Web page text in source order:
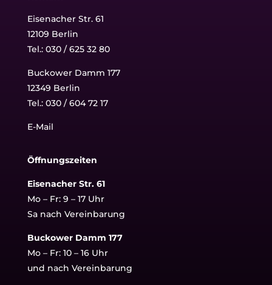
Eisenacher Str. 61
12109 Berlin
Tel.: 030 / 625 32 80
Buckower Damm 177
12349 Berlin
Tel.: 030 / 604 72 17
E-Mail
Öffnungszeiten
Eisenacher Str. 61
Mo – Fr: 9 – 17 Uhr
Sa nach Vereinbarung
Buckower Damm 177
Mo – Fr: 10 – 16 Uhr
und nach Vereinbarung